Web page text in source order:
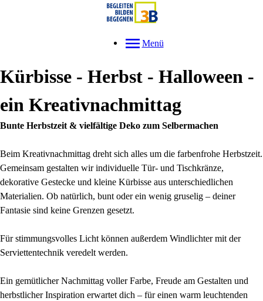
Menü
Kürbisse - Herbst - Halloween -
ein Kreativnachmittag
Bunte Herbstzeit & vielfältige Deko zum Selbermachen
Beim Kreativnachmittag dreht sich alles um die farbenfrohe Herbstzeit.
Gemeinsam gestalten wir individuelle Tür- und Tischkränze,
dekorative Gestecke und kleine Kürbisse aus unterschiedlichen
Materialien. Ob natürlich, bunt oder ein wenig gruselig – deiner
Fantasie sind keine Grenzen gesetzt.
Für stimmungsvolles Licht können außerdem Windlichter mit der
Serviettentechnik veredelt werden.
Ein gemütlicher Nachmittag voller Farbe, Freude am Gestalten und
herbstlicher Inspiration erwartet dich – für einen warm leuchtenden